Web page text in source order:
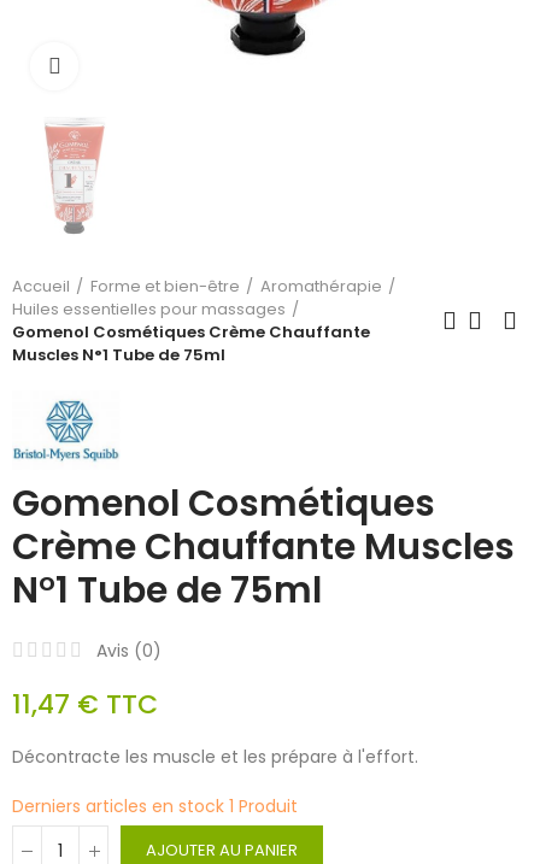
Accueil Forme et bien-être
Aromathérapie
Huiles essentielles pour massages
Gomenol Cosmétiques Crème Chauffante
Muscles N°1 Tube de 75ml
Gomenol Cosmétiques
Crème Chauffante Muscles
N°1 Tube de 75ml
Avis (0)
11,47 € TTC
Décontracte les muscle et les prépare à l'effort.
Derniers articles en stock 1 Produit
AJOUTER AU PANIER